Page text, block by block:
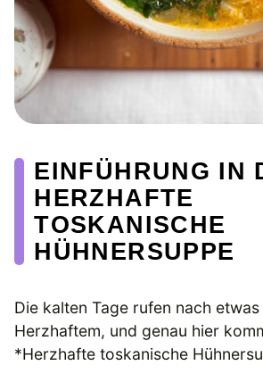
EINFÜHRUNG IN
HERZHAFTE
TOSKANISCHE
HÜHNERSUPPE
Die kalten Tage rufen nach
Herzhaftem, und genau hier
*Herzhafte toskanische